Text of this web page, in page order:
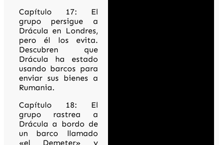
Capítulo 17: El
grupo persigue a
Drácula en Londres,
pero él los evita.
Descubren que
Drácula ha estado
usando barcos para
enviar sus bienes a
Rumania.
Capítulo 18: El
grupo rastrea a
Drácula a bordo de
un barco llamado
«el Demeter» y